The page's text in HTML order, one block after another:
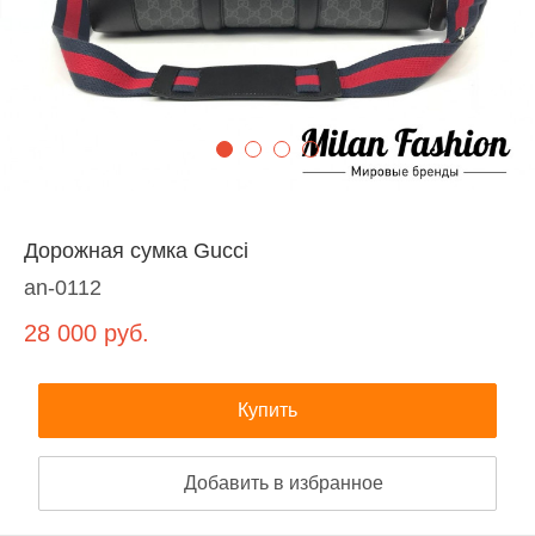
Дорожная сумка Gucci
an-0112
28 000 руб.
Купить
Добавить в избранное